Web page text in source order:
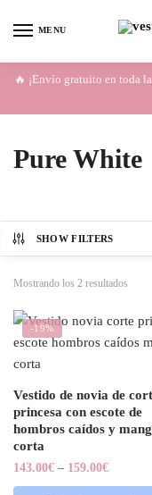
MENU
🔥 ¡Envío gratuito en toda
Pure White
SHOW FILTERS
Mostrando los 2 resultados
-19%
Vestido de novia de
princesa con escote de
hombros caídos y
corta
143.00€ – 159.00€